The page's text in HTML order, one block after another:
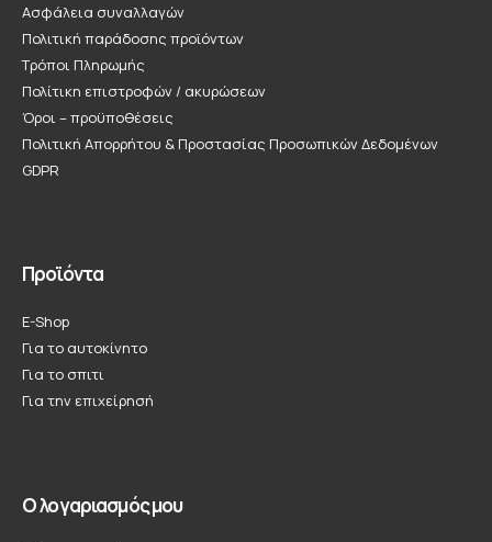
Ασφάλεια συναλλαγών
Πολιτική παράδοσης προϊόντων
Τρόποι Πληρωμής
Πολίτικη επιστροφών / ακυρώσεων
Όροι – προϋποθέσεις
Πολιτική Απορρήτου & Προστασίας Προσωπικών Δεδομένων
GDPR
Προϊόντα
E-Shop
Για το αυτοκίνητο
Για το σπιτι
Για την επιχείρησή
Ο λογαριασμός μου